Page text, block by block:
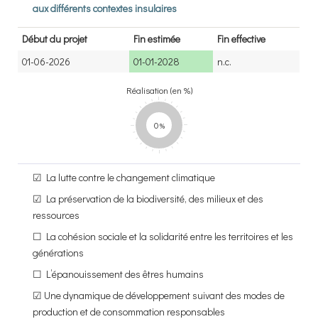
aux différents contextes insulaires
Début du projet Fin estimée
Fin effective
01-06-2026
01-01-2028 n.c.
Réalisation (en %)
0
☑ La lutte contre le changement climatique
☑ La préservation de la biodiversité, des milieux et des
ressources
☐ La cohésion sociale et la solidarité entre les territoires et les
générations
☐ L’épanouissement des êtres humains
☑ Une dynamique de développement suivant des modes de
production et de consommation responsables